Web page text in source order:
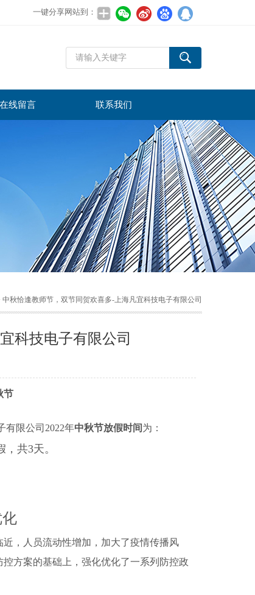
一键分享网站到：
在线留言 联系我们
中秋恰逢教师节，双节同贺欢喜多-上海凡宜科技电子有限公司
科技电子有限公司
节
有限公司2022年中秋节放假时间为：
共3天。
，人员流动性增加，加大了疫情传播风
方案的基础上，强化优化了一系列防控政